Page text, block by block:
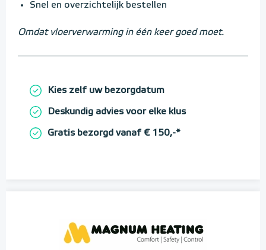
Snel en overzichtelijk bestellen
Omdat vloerverwarming in één keer goed moet.
Kies zelf uw bezorgdatum
Deskundig advies voor elke klus
Gratis bezorgd vanaf € 150,-*